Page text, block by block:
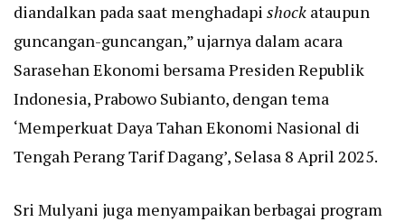
diandalkan pada saat menghadapi shock ataupun
guncangan-guncangan,” ujarnya dalam acara
Sarasehan Ekonomi bersama Presiden Republik
Indonesia, Prabowo Subianto, dengan tema
‘Memperkuat Daya Tahan Ekonomi Nasional di
Tengah Perang Tarif Dagang’, Selasa 8 April 2025.
Sri Mulyani juga menyampaikan berbagai program